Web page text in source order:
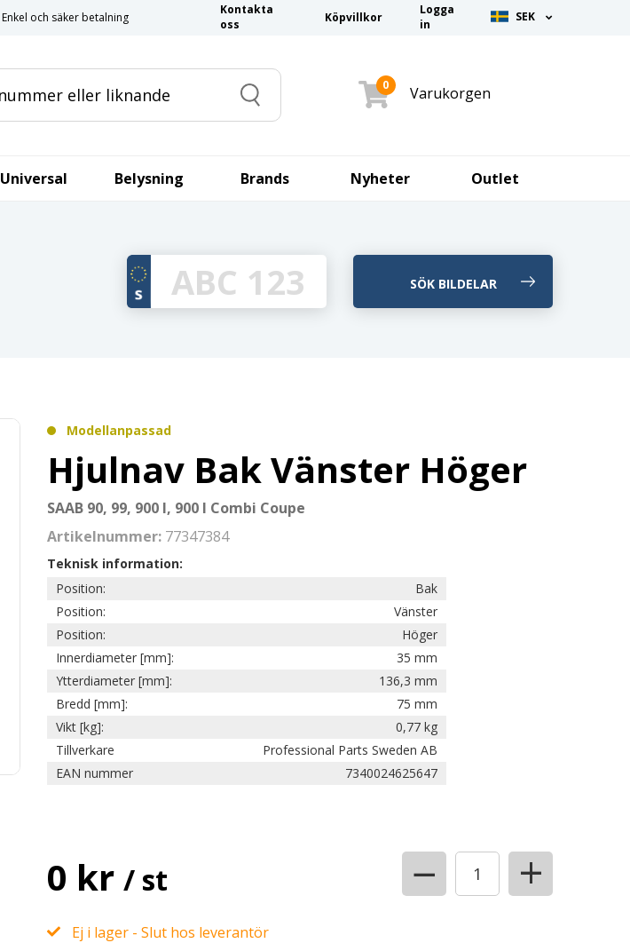
Enkel och säker betalning
Kontakta
oss
Köpvillkor
Logga
in
SEK
Search
0 Varukorgen
Universal Belysning Brands Nyheter Outlet
Modellanpassad
Hjulnav Bak Vänster Höger
SAAB 90, 99, 900 I, 900 I Combi Coupe
Artikelnummer: 77347384
Teknisk information:
Position:
Bak
Position:
Vänster
Position:
Höger
Innerdiameter [mm]:
35 mm
Ytterdiameter [mm]:
136,3 mm
Bredd [mm]:
75 mm
Vikt [kg]:
0,77 kg
Tillverkare
Professional Parts Sweden AB
EAN nummer
7340024625647
0 kr / st − +
Ej i lager - Slut hos leverantör